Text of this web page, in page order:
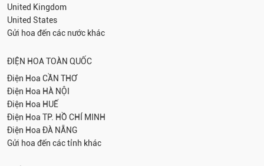
United Kingdom
United States
Gửi hoa đến các nước khác
ĐIỆN HOA TOÀN QUỐC
Điện Hoa CẦN THƠ
Điện Hoa HÀ NỘI
Điện Hoa HUẾ
Điện Hoa TP. HỒ CHÍ MINH
Điện Hoa ĐÀ NẴNG
Gửi hoa đến các tỉnh khác